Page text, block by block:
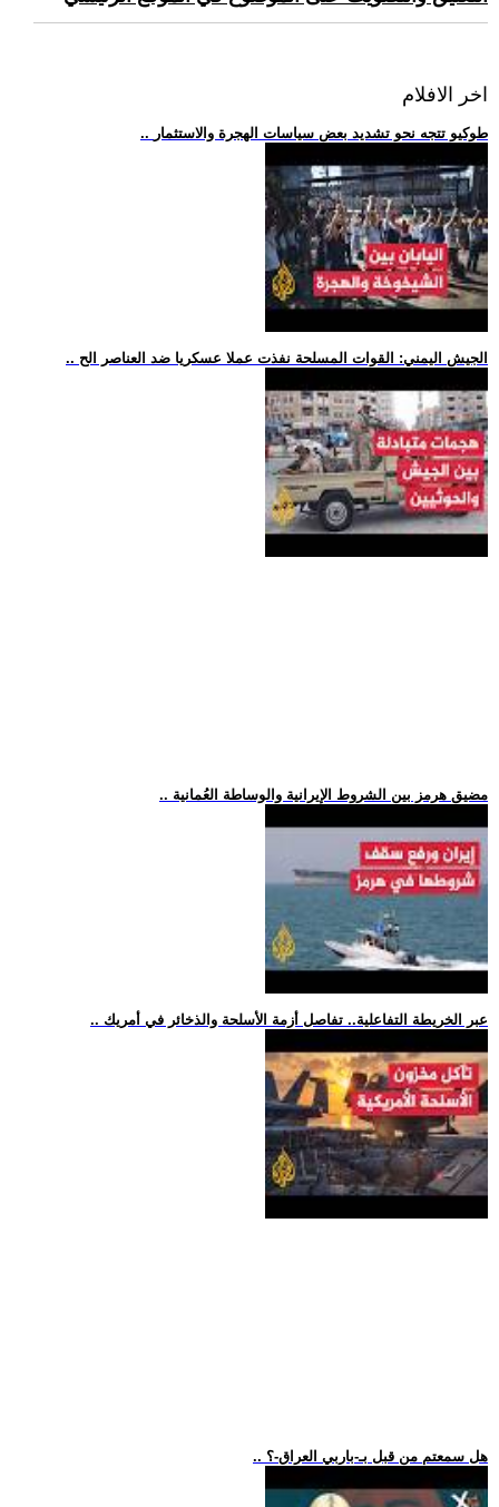
اخر الافلام
.. طوكيو تتجه نحو تشديد بعض سياسات الهجرة والاستثمار
.. الجيش اليمني: القوات المسلحة نفذت عملا عسكريا ضد العناصر الح
.. مضيق هرمز بين الشروط الإيرانية والوساطة العُمانية
.. عبر الخريطة التفاعلية.. تفاصل أزمة الأسلحة والذخائر في أمريك
.. هل سمعتم من قبل بـ-باربي العراق-؟